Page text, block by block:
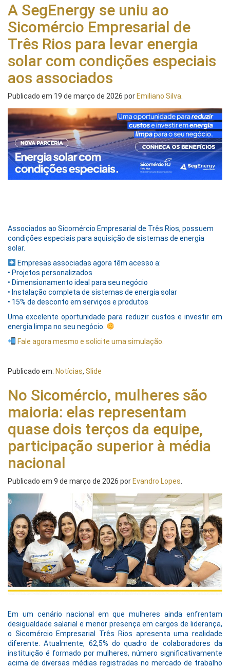
A SegEnergy se uniu ao
Sicomércio Empresarial de
Três Rios para levar energia
solar com condições especiais
aos associados
Publicado em 19 de março de 2026 por Emiliano Silva
Associados ao Sicomércio Empresarial de Três Rios, possuem
condições especiais para aquisição de sistemas de energia
solar.
Empresas associadas agora têm acesso a:
• Projetos personalizados
• Dimensionamento ideal para seu negócio
• Instalação completa de sistemas de energia solar
• 15% de desconto em serviços e produtos
Uma excelente oportunidade para reduzir custos e investir em
energia limpa no seu negócio.
Fale agora mesmo e solicite uma simulação.
Publicado em: Notícias, Slide
No Sicomércio, mulheres são
maioria: elas representam
quase dois terços da equipe,
participação superior à média
nacional
Publicado em 9 de março de 2026 por Evandro Lopes
Em um cenário nacional em que mulheres ainda enfrentam
desigualdade salarial e menor presença em cargos de liderança,
o Sicomércio Empresarial Três Rios apresenta uma realidade
diferente. Atualmente, 62,5% do quadro de colaboradores da
instituição é formado por mulheres, número significativamente
acima de diversas médias registradas no mercado de trabalho